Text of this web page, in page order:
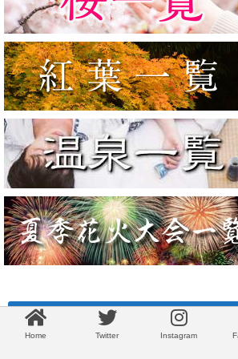
最新の記事
Home Twitter Instagram